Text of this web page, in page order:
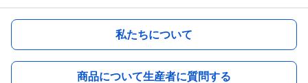
私たちについて
商品について生産者に質問する